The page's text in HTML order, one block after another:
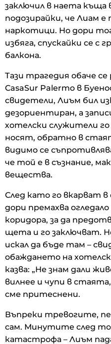
заключил в наета къща
подозирайки, че Лиам е
наркотици. Но дори
избяга, спускайки се с
балкона.
Тази трагедия обаче се
CasaSur Palermo в
свидетели, Лиъм бил
дезориентиран, а
хотелски служители
носят, обратно в
видимо се
че той е в съзнание,
вещества.
След като го вкарват
дори премахва
коридора, за да
щета и го заключват.
искал да бъде там –
обаждането на
казва: „Не знам дали
вилнее и чупи в
сме притеснени.
Въпреки тревогите,
сам. Минутите след
катастрофа – Лиъм